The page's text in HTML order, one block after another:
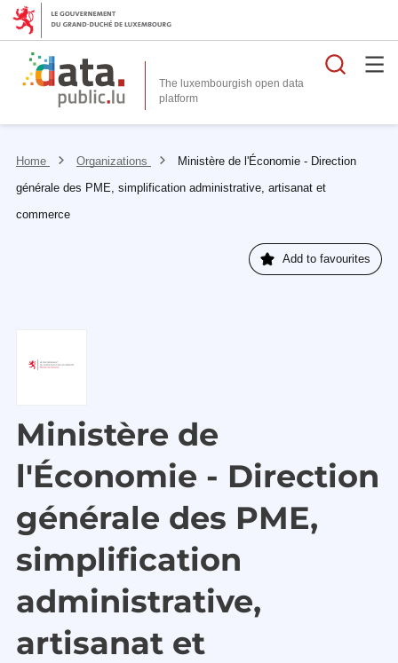
The luxembourgish open data
platform
Home Organizations
Ministère de l'Économie - Direction
générale des PME, simplification administrative, artisanat et
commerce
Add to favourites
Ministère de
l'Économie - Direction
générale des PME,
simplification
administrative,
artisanat et